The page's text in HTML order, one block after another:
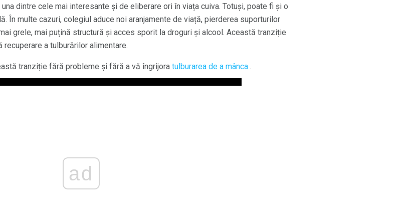
dintre cele mai interesante și de eliberare ori în viața cuiva. Totuși, poate fi și o
În multe cazuri, colegiul aduce noi aranjamente de viață, pierderea suporturilor
grele, mai puțină structură și acces sporit la droguri și alcool. Această tranziție
a tulburărilor alimentare.
tranziție fără probleme și fără a vă îngrijora tulburarea de a mânca .
ad